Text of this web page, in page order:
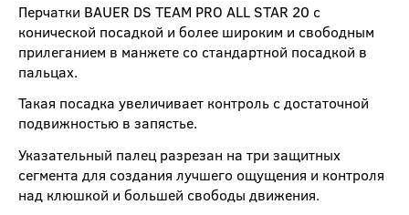
Перчатки BAUER DS TEAM PRO ALL STAR 20 с
конической посадкой и более широким и свободным
прилеганием в манжете со стандартной посадкой в
пальцах.
Такая посадка увеличивает контроль с достаточной
подвижностью в запястье.
Указательный палец разрезан на три защитных
сегмента для создания лучшего ощущения и контроля
над клюшкой и большей свободы движения.